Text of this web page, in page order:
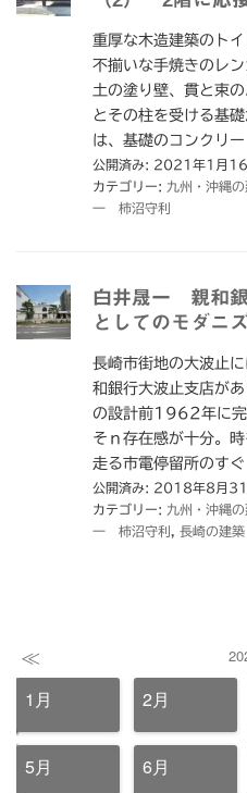
重厚な木造建築のト
不揃いな手焼きのレ
土の塗り壁、貫と束
とその柱を受ける基
は、基礎のコンクリ
公開済み: 2021年1月
カテゴリー: 九州・沖縄
一 柿沼守利
白井晟一 親和
としてのモダニ
長崎市街地の大波止
和銀行大波止支店が
の設計前1962年に
そｎ存在感が十分。
走る市電停留所のす
公開済み: 2018年8月
カテゴリー: 九州・沖縄
一 柿沼守利
長崎の建築
≪
1月 2月
5月 6月